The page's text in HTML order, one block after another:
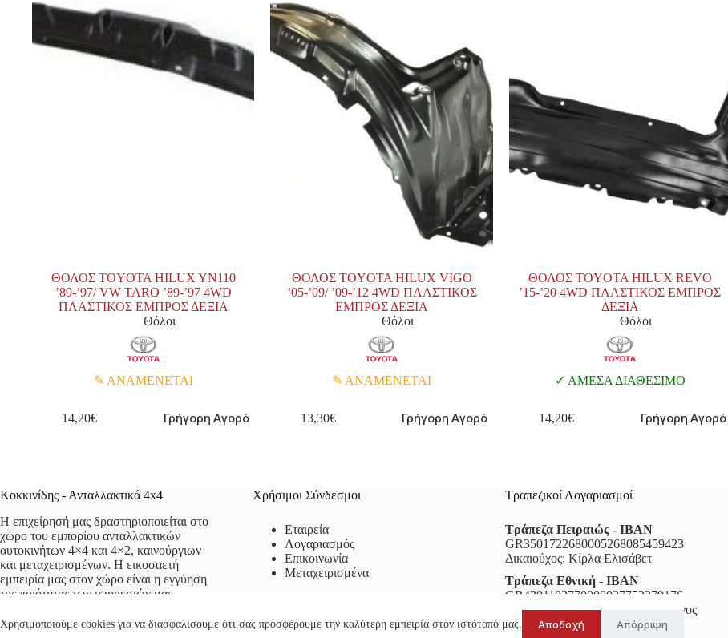
Χρησιμοποιούμε cookies για να διασφαλίσουμε ότι σας προσφέρουμε την καλύτερη εμπειρία στον ιστότοπό μας. Αποδοχή Απόρριψη
ΘΟΛΟΣ TOYOTA HILUX YN110
’89-’97/ VW TARO ’89-’97 4WD
ΠΛΑΣΤΙΚΟΣ ΕΜΠΡΟΣ ΔΕΞΙΑ
Θόλοι
ΑΝΑΜΕΝΕΤΑΙ
14,20€ Γρήγορη Αγορά
ΘΟΛΟΣ TOYOTA HILUX VIGO
’05-’09/ ’09-’12 4WD ΠΛΑΣΤΙΚΟΣ
ΕΜΠΡΟΣ ΔΕΞΙΑ
Θόλοι
ΑΝΑΜΕΝΕΤΑΙ
13,30€ Γρήγορη Αγορά
ΘΟΛΟΣ TOYOTA HILUX REVO
’15-’20 4WD ΠΛΑΣΤΙΚΟΣ ΕΜΠΡΟΣ
ΔΕΞΙΑ
Θόλοι
ΑΜΕΣΑ ΔΙΑΘΕΣΙΜΟ
14,20€ Γρήγορη Αγορά
Κοκκινίδης - Ανταλλακτικά 4x4
Η επιχείρησή μας δραστηριοποιείται στο
χώρο του εμπορίου ανταλλακτικών
αυτοκινήτων 4×4 και 4×2, καινούργιων
και μεταχειρισμένων. Η εικοσαετή
εμπειρία μας στον χώρο είναι η εγγύηση
της ποιότητας των υπηρεσιών μας.
Χρήσιμοι Σύνδεσμοι
Εταιρεία
Λογαριασμός
Επικοινωνία
Μεταχειρισμένα
Τραπεζικοί Λογαριασμοί
Τράπεζα Πειραιώς - IBAN
GR3501722680005268085459423
Δικαιούχος: Κίρλα Ελισάβετ
Τράπεζα Εθνική - IBAN
GR4201103770000037752279176
Δικαιούχος: Κοκκινίδης Κωσταντίνος